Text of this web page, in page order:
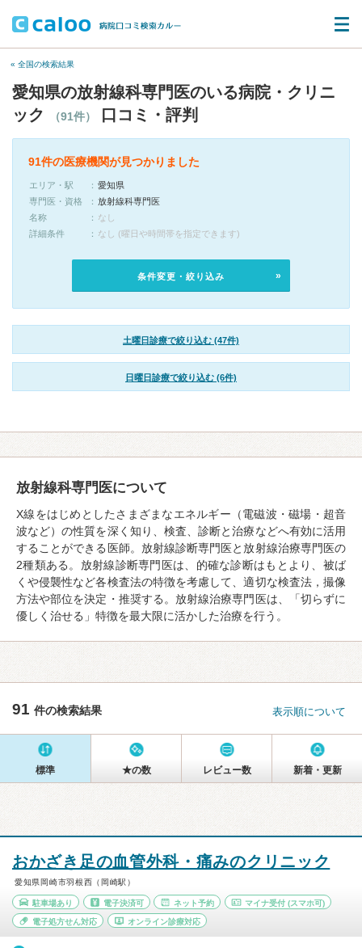
« 全国の検索結果
愛知県の放射線科専門医のいる病院・クリニ
ック
（91件） 口コミ・評判
91件の医療機関が見つかりました
エリア・駅
愛知県
専門医・資格
放射線科専門医
名称
なし
詳細条件
なし (曜日や時間帯を指定できます)
条件変更・絞り込み
土曜日診療で絞り込む (47件)
日曜日診療で絞り込む (6件)
放射線科専門医について
X線をはじめとしたさまざまなエネルギー（電磁波・磁場・超音
波など）の性質を深く知り、検査、診断と治療などへ有効に活用
することができる医師。放射線診断専門医と放射線治療専門医の
2種類ある。放射線診断専門医は、的確な診断はもとより、被ば
くや侵襲性など各検査法の特徴を考慮して、適切な検査法，撮像
方法や部位を決定・推奨する。放射線治療専門医は、「切らずに
優しく治せる」特徴を最大限に活かした治療を行う。
91 件の検索結果 表示順について
標準 ★の数 レビュー数 新着・更新
おかざき足の血管外科・痛みのクリニック
愛知県岡崎市羽根西（岡崎駅）
駐車場あり 電子決済可 ネット予約 マイナ受付 (スマホ可)
電子処方せん対応 オンライン診療対応